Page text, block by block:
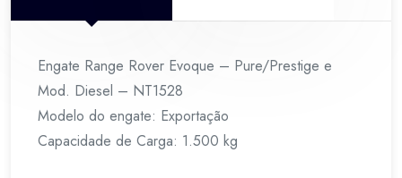
Engate Range Rover Evoque – Pure/Prestige e
Mod. Diesel – NT1528
Modelo do engate: Exportação
Capacidade de Carga: 1.500 kg